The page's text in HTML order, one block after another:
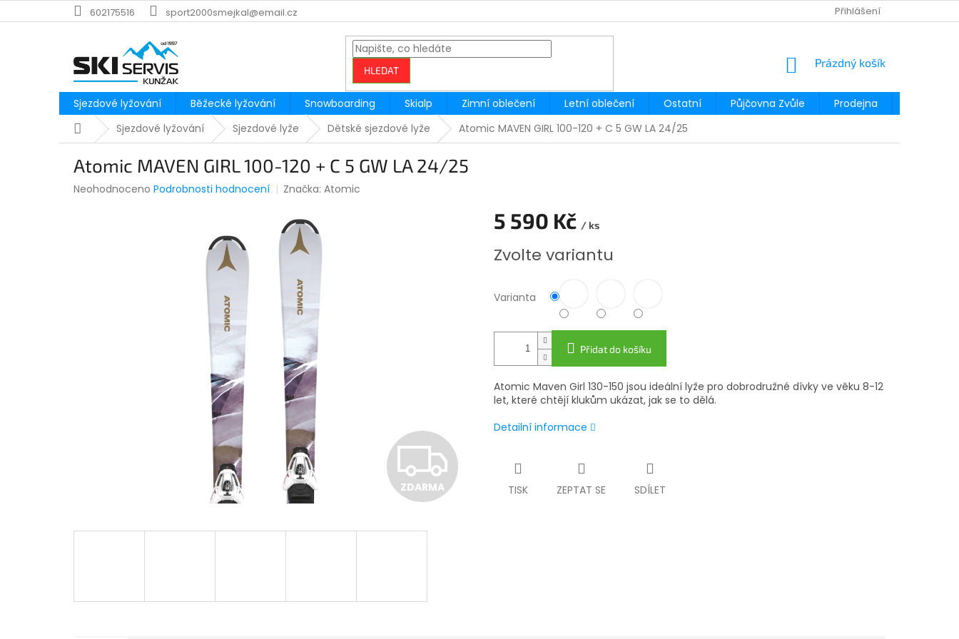
na
602175516 sport2000smejkal@email.cz Přihlášení
HLEDAT
NÁKUPNÍ
Prázdný košík
Sjezdové lyžování Běžecké lyžování Snowboarding Skialp Zimní oblečení Letní oblečení Ostatní Půjčovna Zvůle Prodejna
DomůSjezdové lyžování Sjezdové lyže Dětské sjezdové lyže Atomic MAVEN GIRL 100-120 + C 5 GW LA 24/25
Atomic MAVEN GIRL 100-120 + C 5 GW LA 24/25
Průměrné
Neohodnoceno Podrobnosti hodnocení Značka:Atomic
Z
ZDARMA
5 590 Kč / ks
cena:
Zvolte variantu
Varianta
Přidat do košíku
Atomic Maven Girl 130-150 jsou ideální lyže pro dobrodružné dívky ve věku 8-12
let, které chtějí klukům ukázat, jak se to dělá.
Detailní informace
TISK ZEPTAT SE SDÍLET